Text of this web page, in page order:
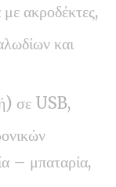
ακροδέκτες,
και
σε USB,
– μπαταρία,